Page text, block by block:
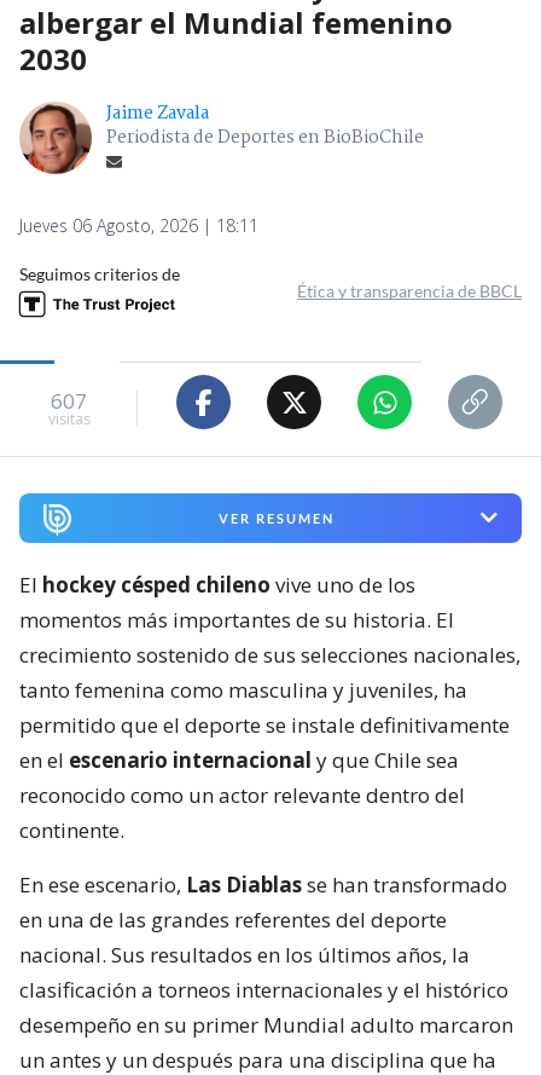
albergar el Mundial femenino
2030
Jaime Zavala
Periodista de Deportes en BioBioChile
Jueves 06 Agosto, 2026 | 18:11
Seguimos criterios de
Ética y transparencia de BBCL
607
visitas
VER RESUMEN
El hockey césped chileno vive uno de los
momentos más importantes de su historia. El
crecimiento sostenido de sus selecciones nacionales,
tanto femenina como masculina y juveniles, ha
permitido que el deporte se instale definitivamente
en el escenario internacional y que Chile sea
reconocido como un actor relevante dentro del
continente.
En ese escenario, Las Diablasse han transformado
en una de las grandes referentes del deporte
nacional. Sus resultados en los últimos años, la
clasificación a torneos internacionales y el histórico
desempeño en su primer Mundial adulto marcaron
un antes y un después para una disciplina que ha